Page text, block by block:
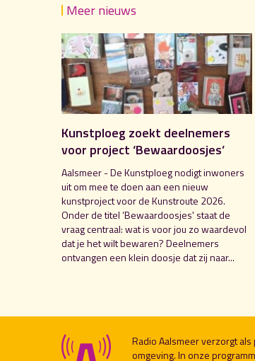
Meer nieuws
Kunstploeg zoekt deelnemers
voor project ‘Bewaardoosjes’
Aalsmeer - De Kunstploeg nodigt inwoners
uit om mee te doen aan een nieuw
kunstproject voor de Kunstroute 2026.
Onder de titel ‘Bewaardoosjes' staat de
vraag centraal: wat is voor jou zo waardevol
dat je het wilt bewaren? Deelnemers
ontvangen een klein doosje dat zij naar...
Radio Aalsmeer verzorgt
omgeving. In onze